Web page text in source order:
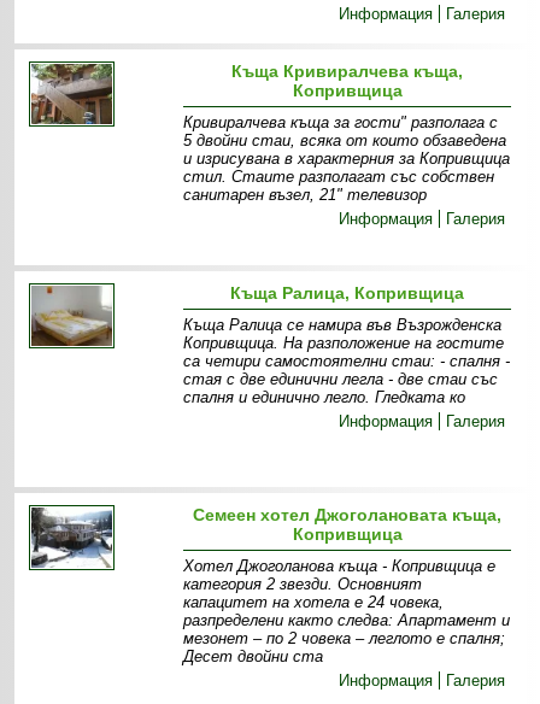
Информация
Галерия
Къща Кривиралчева къща,
Копривщица
Кривиралчева къща за гости" разполага с
5 двойни стаи, всяка от които обзаведена
и изрисувана в характерния за Копривщица
стил. Стаите разполагат със собствен
санитарен възел, 21" телевизор
Информация
Галерия
Къща Ралица, Копривщица
Къща Ралица се намира във Възрожденска
Копривщица. На разположение на гостите
са четири самостоятелни стаи: - спалня -
стая с две единични легла - две стаи със
спалня и единично легло. Гледката ко
Информация
Галерия
Семеен хотел Джоголановата къща,
Копривщица
Хотел Джоголанова къща - Копривщица е
категория 2 звезди. Основният
капацитет на хотела е 24 човека,
разпределени както следва: Апартамент и
мезонет – по 2 човека – леглото е спалня;
Десет двойни ста
Информация
Галерия